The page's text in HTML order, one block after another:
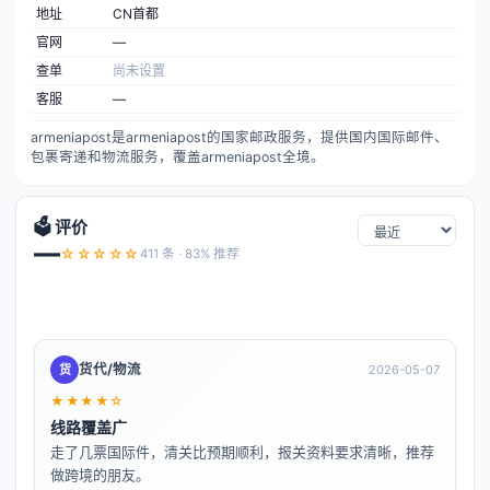
地址
CN首都
官网
—
查单
尚未设置
客服
—
armeniapost是armeniapost的国家邮政服务，提供国内国际邮件、
包裹寄递和物流服务，覆盖armeniapost全境。
🗳️ 评价
—☆☆☆☆☆ 411 条 · 83% 推荐
货 货代/物流 2026-05-07
★★★★☆
线路覆盖广
走了几票国际件，清关比预期顺利，报关资料要求清晰，推荐
做跨境的朋友。